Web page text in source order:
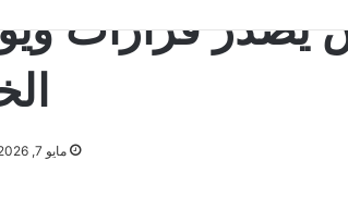
يصدر قرارات
مايو 7, 2026